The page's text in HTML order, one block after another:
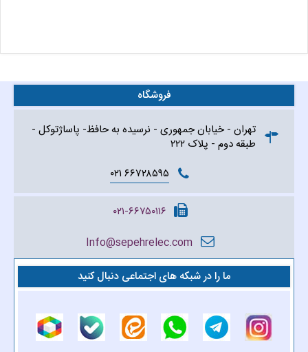
فروشگاه
تهران - خیابان جمهوری - نرسیده به حافظ- پاساژتوکل -
طبقه دوم - پلاک ۲۲۲
۶۶۷۲۸۵۹۵ ۰۲۱
۰۲۱-۶۶۷۵۰۱۱۶
Info@sepehrelec.com
ما را در شبکه های اجتماعی دنبال کنید